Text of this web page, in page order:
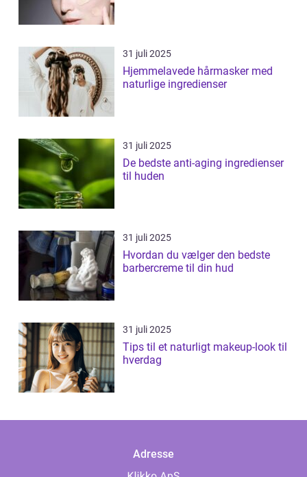
31 juli 2025
Hjemmelavede hårmasker med
naturlige ingredienser
31 juli 2025
De bedste anti-aging ingredienser
til huden
31 juli 2025
Hvordan du vælger den bedste
barbercreme til din hud
31 juli 2025
Tips til et naturligt makeup-look til
hverdag
Adresse